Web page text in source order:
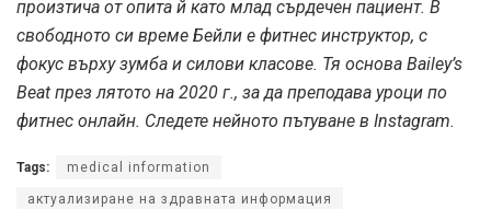
произтича от опита й като млад сърдечен пациент. В
свободното си време Бейли е фитнес инструктор, с
фокус върху зумба и силови класове. Тя основа Bailey’s
Beat през лятото на 2020 г., за да преподава уроци по
фитнес онлайн. Следете нейното пътуване в Instagram.
Tags: medical information
актуализиране на здравната информация